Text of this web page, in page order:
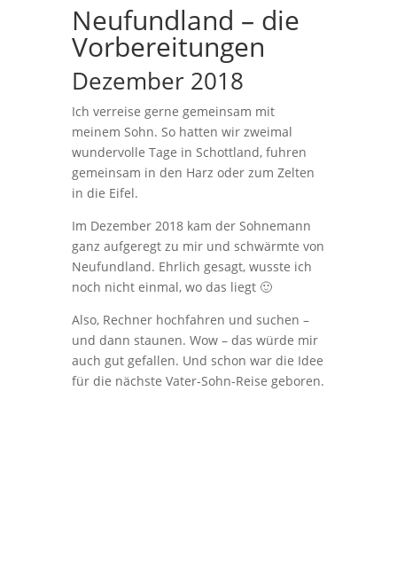
Neufundland – die
Vorbereitungen
Dezember 2018
Ich verreise gerne gemeinsam mit
meinem Sohn. So hatten wir zweimal
wundervolle Tage in Schottland, fuhren
gemeinsam in den Harz oder zum Zelten
in die Eifel.
Im Dezember 2018 kam der Sohnemann
ganz aufgeregt zu mir und schwärmte von
Neufundland. Ehrlich gesagt, wusste ich
noch nicht einmal, wo das liegt 🙂
Also, Rechner hochfahren und suchen –
und dann staunen. Wow – das würde mir
auch gut gefallen. Und schon war die Idee
für die nächste Vater-Sohn-Reise geboren.